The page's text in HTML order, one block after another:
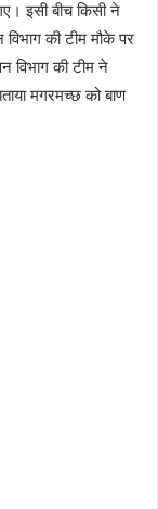
इसी बीच किसी ने
की टीम मौके पर
विभाग की टीम ने
मगरमच्छ को बाण